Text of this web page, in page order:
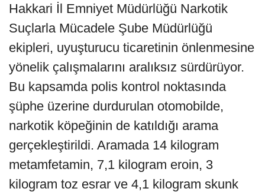
Hakkari İl Emniyet Müdürlüğü Narkotik
Suçlarla Mücadele Şube Müdürlüğü
ekipleri, uyuşturucu ticaretinin önlenmesine
yönelik çalışmalarını aralıksız sürdürüyor.
Bu kapsamda polis kontrol noktasında
şüphe üzerine durdurulan otomobilde,
narkotik köpeğinin de katıldığı arama
gerçekleştirildi. Aramada 14 kilogram
metamfetamin, 7,1 kilogram eroin, 3
kilogram toz esrar ve 4,1 kilogram skunk